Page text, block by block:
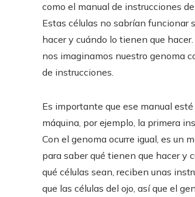
como el manual de instrucciones
Estas células no sabrían funcionar
hacer y cuándo lo tienen que
nos imaginamos nuestro genoma
de instrucciones.
Es importante que ese manual
máquina, por ejemplo, la primera
Con el genoma ocurre igual, es un
para saber qué tienen que hacer y
qué células sean, reciben unas
que las células del ojo, así que el